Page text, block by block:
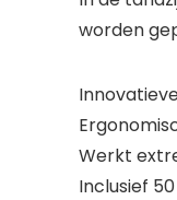
worden
Werkt
Inclusief